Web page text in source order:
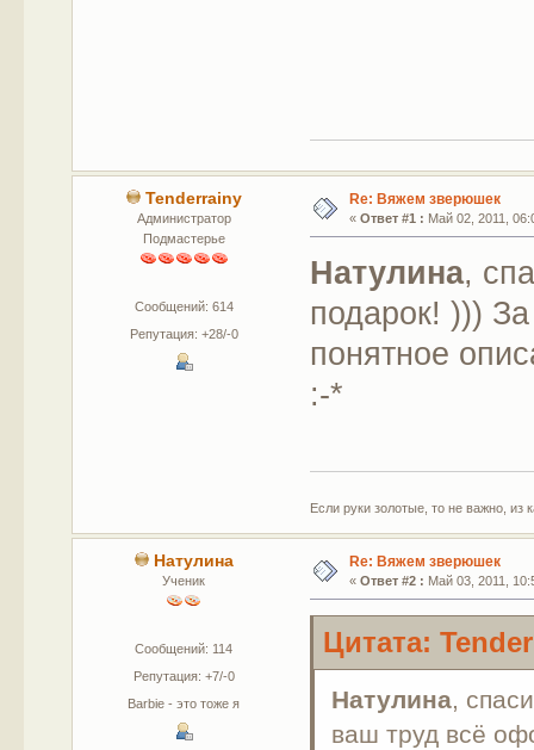
Tenderrainy
Администратор
Подмастерье
Сообщений: 614
Репутация: +28/-0
Re: Вяжем зверюшек
« Ответ #1 : Май 02, 2011,
Натулина,
подарок! )))
понятное
:-*
Если руки золотые, то не важно, из
Натулина
Ученик
Сообщений: 114
Репутация: +7/-0
Barbie - это тоже я
Re: Вяжем зверюшек
« Ответ #2 : Май 03, 2011,
Цитата:
Натулина,
ваш труд всё